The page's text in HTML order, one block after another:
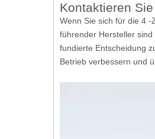
Kontaktieren
Wenn Sie sich für die 4 -
führender Hersteller
fundierte Entscheidung
Betrieb verbessern und